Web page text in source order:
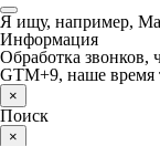
Я ищу, например,
Информация
Обработка звонков,
GTM+9, наше время
×
Поиск
×